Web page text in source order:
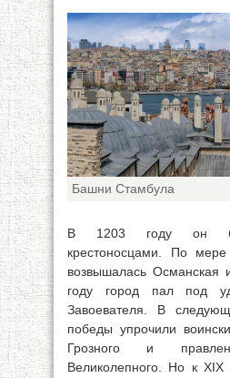
Башни Стамбула
В 1203 году он
крестоносцами. По мере
возвышалась Османская
году город пал под
Завоевателя. В
победы упрочили
Грозного и
Великолепного. Но к XIX